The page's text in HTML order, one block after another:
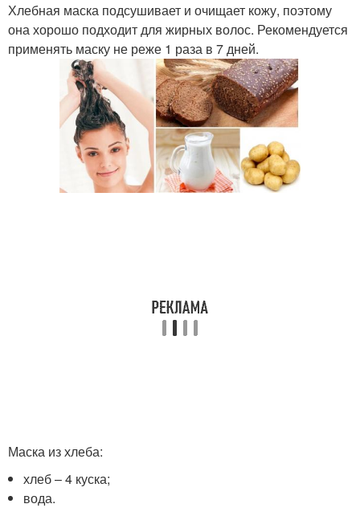
Хлебная маска подсушивает и очищает кожу, поэтому
она хорошо подходит для жирных волос. Рекомендуется
применять маску не реже 1 раза в 7 дней.
Маска из хлеба:
хлеб – 4 куска;
вода.